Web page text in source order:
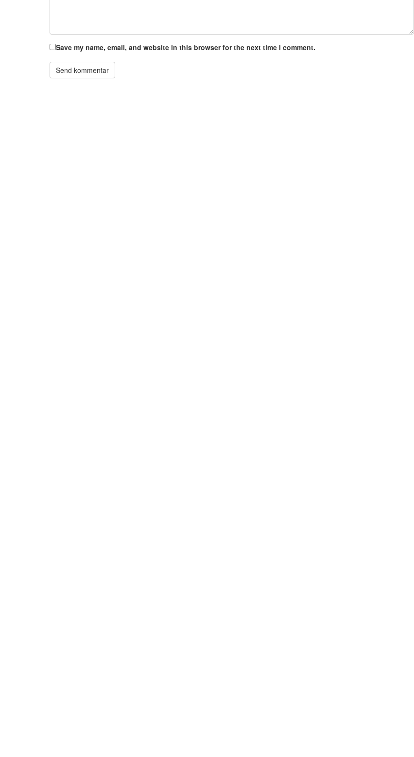
Save my name, email, and website in this browser for the next time I comment.